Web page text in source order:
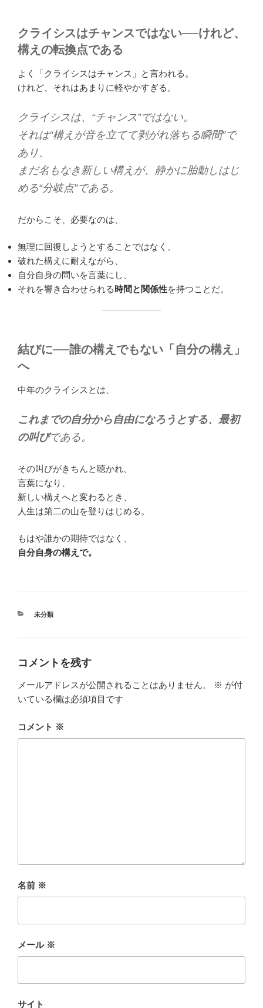
クライシスはチャンスではない──けれど、
構えの転換点である
よく「クライシスはチャンス」と言われる。
けれど、それはあまりに軽やかすぎる。
クライシスは、“チャンス”ではない。
それは“構えが音を立てて剥がれ落ちる瞬間”で
あり、
まだ名もなき新しい構えが、静かに胎動しはじ
める“分岐点”である。
だからこそ、必要なのは、
無理に回復しようとすることではなく、
破れた構えに耐えながら、
自分自身の問いを言葉にし、
それを響き合わせられる時間と関係性を持つことだ。
結びに──誰の構えでもない「自分の構え」
へ
中年のクライシスとは、
これまでの自分から自由になろうとする、最初
の叫びである。
その叫びがきちんと聴かれ、
言葉になり、
新しい構えへと変わるとき、
人生は第二の山を登りはじめる。
もはや誰かの期待ではなく、
自分自身の構えで。
カ
未分類
コメントを残す
メールアドレスが公開されることはありません。 ※ が付
いている欄は必須項目です
コメント ※
名前 ※
メール ※
サイト